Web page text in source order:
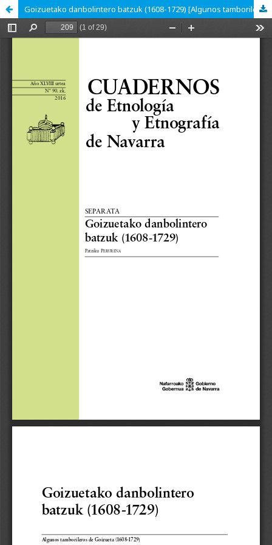
Goizuetako danbolintero batzuk (1608-1729) [Algunos tamborileros de Goizueta (1608-1729)]